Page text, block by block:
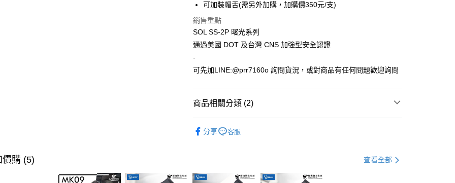
可加裝帽舌(需另外加購，加購價350元/支)
銷售重點
SOL SS-2P 曙光系列
通過美國 DOT 及台灣 CNS 加強型安全認證
-
可先加LINE:@prr7160o 詢問貨況，或對商品有任何問題歡迎詢問
商品相關分類 (2)
分享 客服
價購 (5) 查看全部